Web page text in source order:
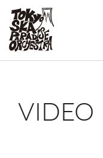
VIDEO